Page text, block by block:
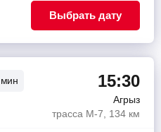
Выбрать дату
мин 15:30
Агрыз
трасса М-7, 134 км